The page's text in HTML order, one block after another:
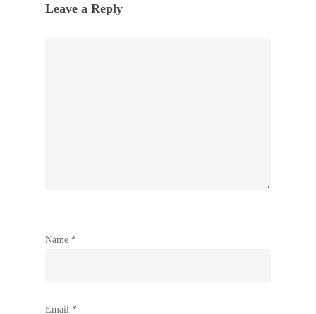
Leave a Reply
Name *
Email *